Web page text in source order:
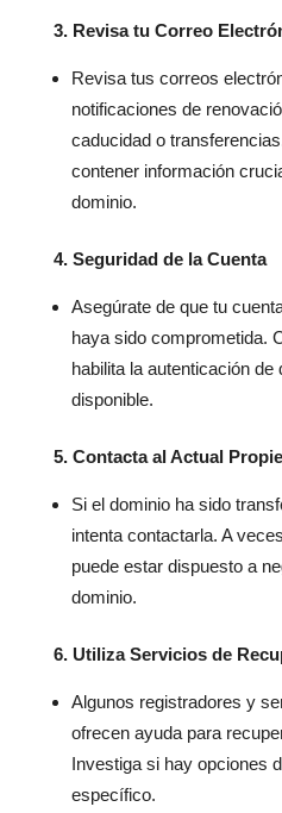
3. Revisa tu Correo
Revisa tus correos
notificaciones de
caducidad o
contener información
dominio.
4. Seguridad de la Cuenta
Asegúrate de que tu
haya sido comprometida.
habilita la autenticación
disponible.
5. Contacta al Actual
Si el dominio ha sido
intenta contactarla. A
puede estar dispuesto a
dominio.
6. Utiliza Servicios de
Algunos registradores y
ofrecen ayuda para
Investiga si hay opciones
específico.